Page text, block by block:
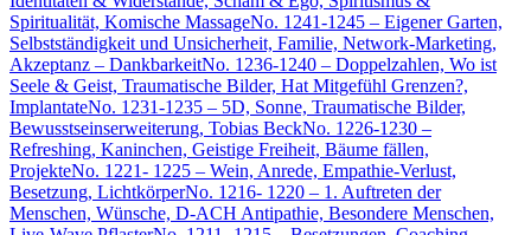
Spiritualität, Komische MassageNo. 1241-1245 – Eigener Garten,
Selbstständigkeit und Unsicherheit, Familie, Network-Marketing,
Akzeptanz – DankbarkeitNo. 1236-1240 – Doppelzahlen, Wo ist
Seele & Geist, Traumatische Bilder, Hat Mitgefühl Grenzen?,
ImplantateNo. 1231-1235 – 5D, Sonne, Traumatische Bilder,
Bewusstseinserweiterung, Tobias BeckNo. 1226-1230 –
Refreshing, Kaninchen, Geistige Freiheit, Bäume fällen,
ProjekteNo. 1221- 1225 – Wein, Anrede, Empathie-Verlust,
Besetzung, LichtkörperNo. 1216- 1220 – 1. Auftreten der
Menschen, Wünsche, D-ACH Antipathie, Besondere Menschen,